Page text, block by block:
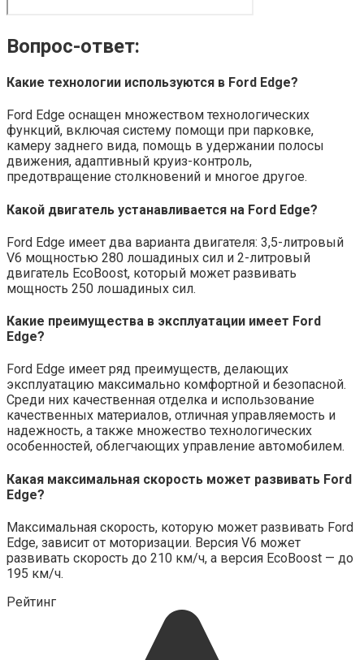
Вопрос-ответ:
Какие технологии используются в Ford Edge?
Ford Edge оснащен множеством технологических
функций, включая систему помощи при парковке,
камеру заднего вида, помощь в удержании полосы
движения, адаптивный круиз-контроль,
предотвращение столкновений и многое другое.
Какой двигатель устанавливается на Ford Edge?
Ford Edge имеет два варианта двигателя: 3,5-литровый
V6 мощностью 280 лошадиных сил и 2-литровый
двигатель EcoBoost, который может развивать
мощность 250 лошадиных сил.
Какие преимущества в эксплуатации имеет Ford
Edge?
Ford Edge имеет ряд преимуществ, делающих
эксплуатацию максимально комфортной и безопасной.
Среди них качественная отделка и использование
качественных материалов, отличная управляемость и
надежность, а также множество технологических
особенностей, облегчающих управление автомобилем.
Какая максимальная скорость может развивать Ford
Edge?
Максимальная скорость, которую может развивать Ford
Edge, зависит от моторизации. Версия V6 может
развивать скорость до 210 км/ч, а версия EcoBoost — до
195 км/ч.
Рейтинг